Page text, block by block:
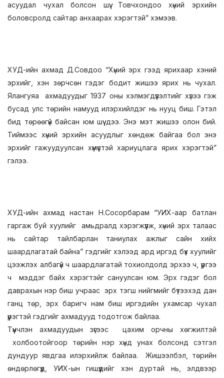
асуудал чухал болсон шүү. Товчхондоо хүний эрхийн
боловсролд сайтар анхаарах хэрэгтэй” хэмээв.
ХУД-ийн ахмад Д.Совдоо “Хүний эрх гээд ярихаар хэний
эрхийг, хэн зөрчсөн гэдэг бодит жишээ ярих нь чухал.
Ялангуяа ахмадуудыг 1937 оны хэлмэгдүүлэлтийг хүлээ гэж
бусад улс төрийн намууд илэрхийлдэг нь нууц биш. Гэтэл
бид төрөөгүй байсан юм шүү дээ. Энэ мэт жишээ олон бий.
Тиймээс хүний эрхийн асуудлыг хөндөж байгаа бол энэ
эрхийг гажуудуулсан хүмүүстэй хариуцлага ярих хэрэгтэй”
гэлээ.
ХУД-ийн ахмад настан Н.Сосорбарам “УИХ-аар батлан
гаргаж буй хуулийг амьдралд хэрэгжүүлж, хүний эрх талаас
нь сайтар тайлбарлан таниулах ажлыг сайн хийх
шаардлагатай байна” гэдгийг хэлээд ард иргэд бүх хуулийг
цээжлэх албагүй ч шаардлагатай тохиолдолд эрхээ ч, үүргээ
ч мэддэг байх хэрэгтэйг сануулсан юм. Эрх гэдэг бол
даврахын нэр биш учраас эрх тэгш нийгмийг бүтээхэд дан
ганц төр, эрх баригч нам биш иргэдийн ухамсар чухал
үүрэгтэй гэдгийг ахмадууд тодотгож байлаа.
Түүнчлэн ахмадуудын зүгээс цахим орчны хөгжилтэй
холбоотойгоор төрийн нэр хүнд унах болсонд сэтгэл
дундуур явдгаа илэрхийлж байлаа. Жишээлбэл, төрийн
өндөрлөгүүд, УИХ-ын гишүүдийг хэн дуртай нь, элдвээр